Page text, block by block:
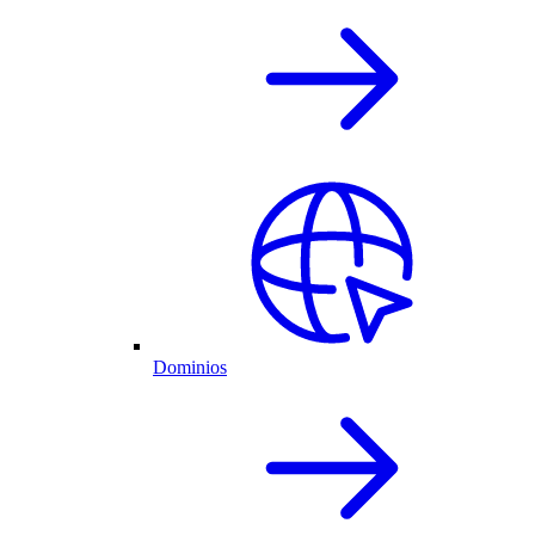
Dominios